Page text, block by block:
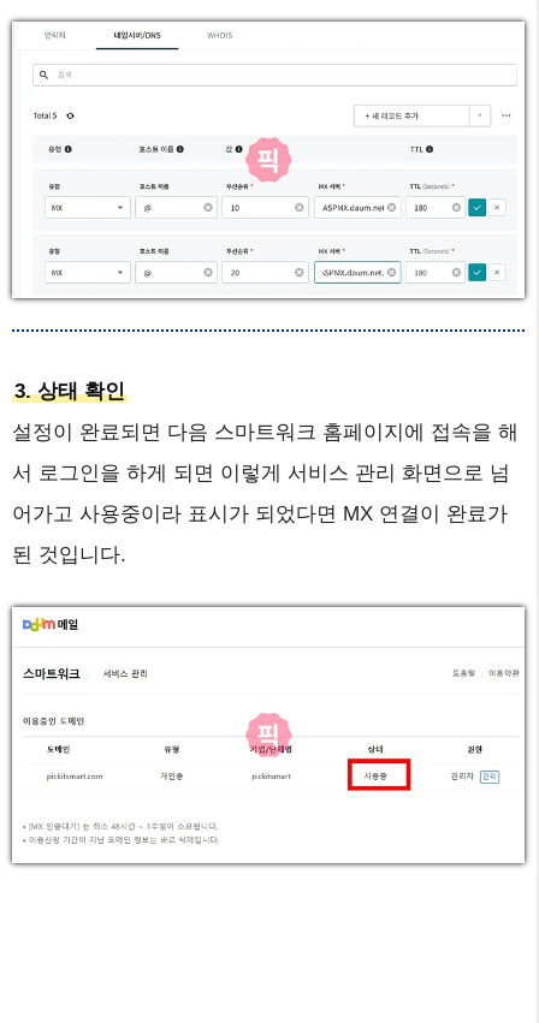
3. 상태 확인
설정이 완료되면 다음 스마트워크 홈페이지에 접속을 해
서 로그인을 하게 되면 이렇게 서비스 관리 화면으로 넘
어가고 사용중이라 표시가 되었다면 MX 연결이 완료가
된 것입니다.